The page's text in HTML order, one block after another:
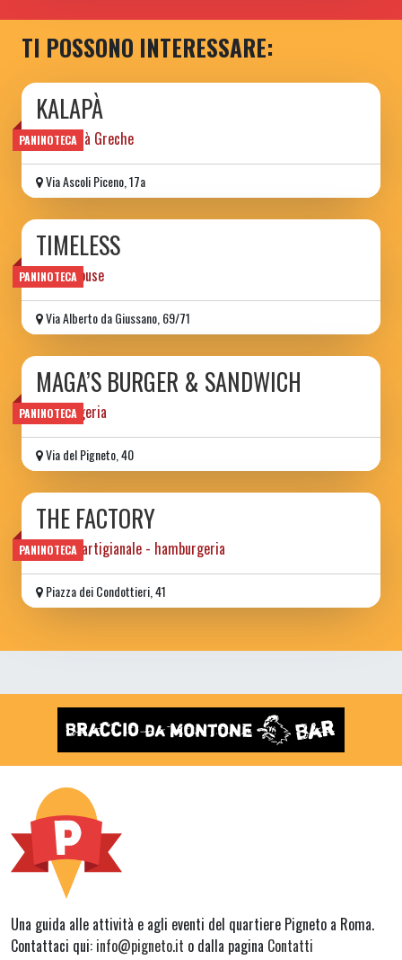
TI POSSONO INTERESSARE:
PANINOTECA
KALAPÀ
Specialità Greche
Via Ascoli Piceno, 17a
PANINOTECA
TIMELESS
public house
Via Alberto da Giussano, 69/71
PANINOTECA
MAGA’S BURGER & SANDWICH
hamburgeria
Via del Pigneto, 40
PANINOTECA
THE FACTORY
birreria artigianale - hamburgeria
Piazza dei Condottieri, 41
Una guida alle attività e agli eventi del quartiere Pigneto a Roma.
Contattaci qui: info@pigneto.it o dalla pagina Contatti